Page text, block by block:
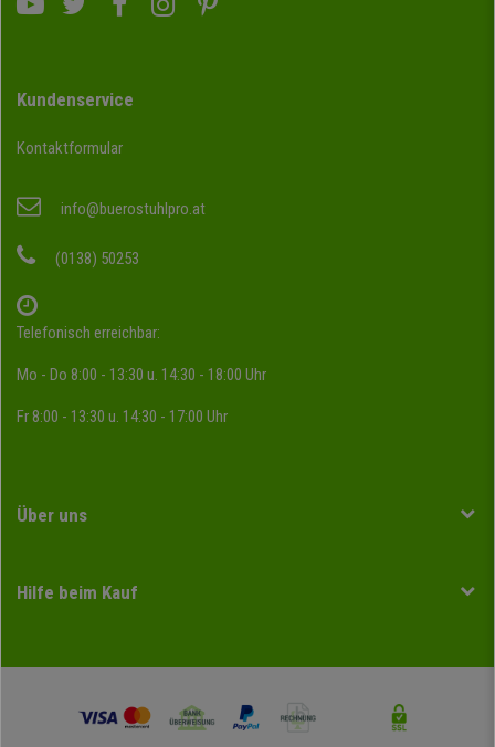
Kundenservice
Kontaktformular
info@buerostuhlpro.at
(0138) 50253
Telefonisch erreichbar:
Mo - Do 8:00 - 13:30 u. 14:30 - 18:00 Uhr
Fr 8:00 - 13:30 u. 14:30 - 17:00 Uhr
Über uns
Hilfe beim Kauf